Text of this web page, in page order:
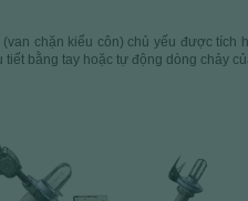
(van chặn kiểu côn) chủ yếu được tích
tiết bằng tay hoặc tự động dòng chảy